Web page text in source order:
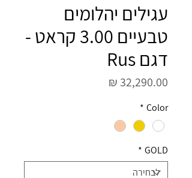
עגילים יהלומים
טבעיים 3.00 קראט -
דגם Rus
Color
*
GOLD
*